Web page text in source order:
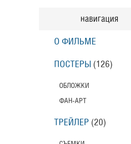
навигация
О ФИЛЬМЕ
ПОСТЕРЫ (126)
ОБЛОЖКИ
ФАН-АРТ
ТРЕЙЛЕР (20)